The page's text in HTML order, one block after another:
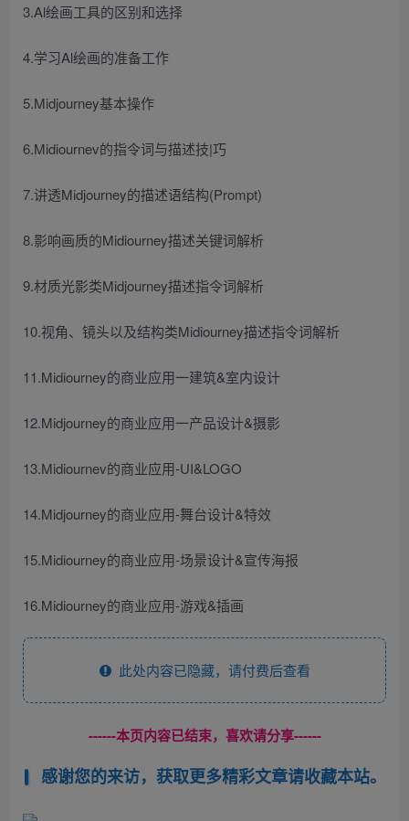
3.Al绘画工具的区别和选择
4.学习Al绘画的准备工作
5.Midjourney基本操作
6.Midiournev的指令词与描述技|巧
7.讲透Midjourney的描述语结构(Prompt)
8.影响画质的Midiourney描述关键词解析
9.材质光影类Midjourney描述指令词解析
10.视角、镜头以及结构类Midiourney描述指令词解析
11.Midiourney的商业应用一建筑&室内设计
12.Midjourney的商业应用一产品设计&摄影
13.Midiournev的商业应用-UI&LOGO
14.Midjourney的商业应用-舞台设计&特效
15.Midiourney的商业应用-场景设计&宣传海报
16.Midiourney的商业应用-游戏&插画
此处内容已隐藏，请付费后查看
------本页内容已结束，喜欢请分享------
感谢您的来访，获取更多精彩文章请收藏本站。